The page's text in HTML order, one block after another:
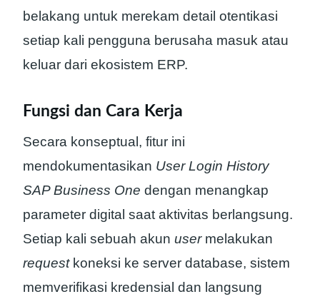
belakang untuk merekam detail otentikasi
setiap kali pengguna berusaha masuk atau
keluar dari ekosistem ERP.
Fungsi dan Cara Kerja
Secara konseptual, fitur ini
mendokumentasikan User Login History
SAP Business One dengan menangkap
parameter digital saat aktivitas berlangsung.
Setiap kali sebuah akun usermelakukan
requestkoneksi ke server database, sistem
memverifikasi kredensial dan langsung